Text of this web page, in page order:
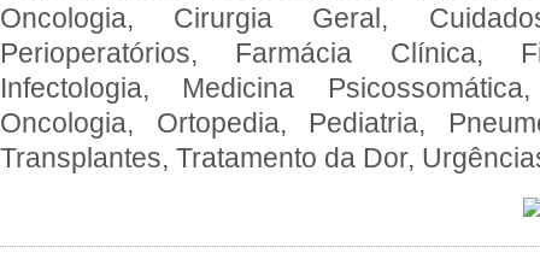
Oncologia, Cirurgia Geral,
Perioperatórios, Farmácia Clínica,
Infectologia, Medicina
Oncologia, Ortopedia, Pediatria,
Transplantes, Tratamento da Dor,